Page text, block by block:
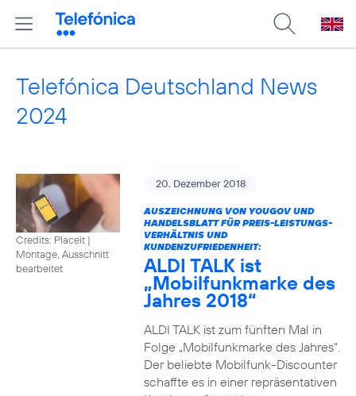
Telefónica Deutschland News
2024
Credits: Placeit |
Montage, Ausschnitt
bearbeitet
20. Dezember 2018
AUSZEICHNUNG VON YOUGOV UND
HANDELSBLATT FÜR PREIS-LEISTUNGS-
VERHÄLTNIS UND
KUNDENZUFRIEDENHEIT:
ALDI TALK ist
„Mobilfunkmarke des
Jahres 2018“
ALDI TALK ist zum fünften Mal in
Folge „Mobilfunkmarke des Jahres“.
Der beliebte Mobilfunk-Discounter
schaffte es in einer repräsentativen